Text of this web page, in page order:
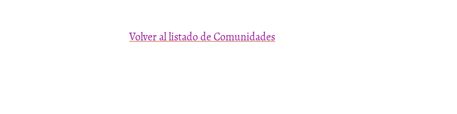
Volver al listado de Comunidades